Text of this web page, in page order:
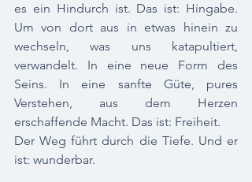
es ein Hindurch ist. Das ist: Hingabe.
Um von dort aus in etwas hinein zu
wechseln, was uns katapultiert,
verwandelt. In eine neue Form des
Seins. In eine sanfte Güte, pures
Verstehen, aus dem Herzen
erschaffende Macht. Das ist: Freiheit.
Der Weg führt durch die Tiefe. Und er
ist: wunderbar.